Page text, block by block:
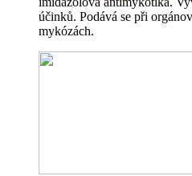
účinků. Podává se při
mykózách.